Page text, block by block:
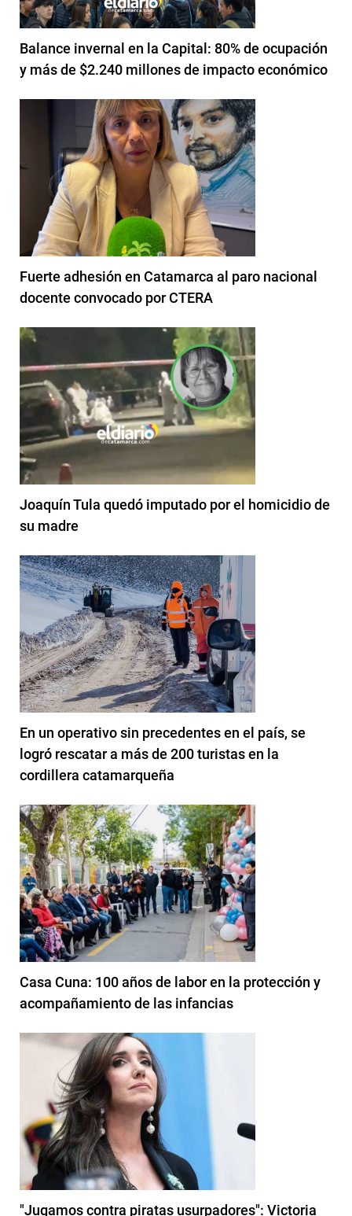
Balance invernal en la Capital: 80% de ocupación
y más de $2.240 millones de impacto económico
Fuerte adhesión en Catamarca al paro nacional
docente convocado por CTERA
Joaquín Tula quedó imputado por el homicidio de
su madre
En un operativo sin precedentes en el país, se
logró rescatar a más de 200 turistas en la
cordillera catamarqueña
Casa Cuna: 100 años de labor en la protección y
acompañamiento de las infancias
"Jugamos contra piratas usurpadores": Victoria